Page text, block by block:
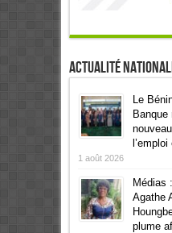
Actualité
Le
1 août 2026
Médias
Agathe
plume